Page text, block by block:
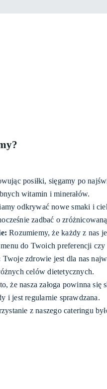
posiłki, sięgamy po
witamin i minerałów.
odkrywać nowe smaki i
zadbać o
Rozumiemy, że każdy z nas
do Twoich preferencji
Twoje zdrowie jest dla nas
celów dietetycznych.
że nasza załoga powinna
i jest regularnie sprawdzana.
z naszego cateringu